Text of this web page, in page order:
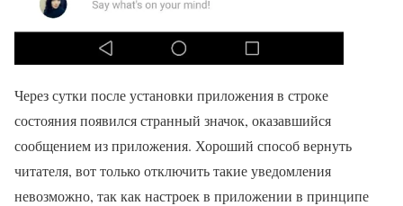
Через сутки после установки приложения в строке
состояния появился странный значок, оказавшийся
сообщением из приложения. Хороший способ вернуть
читателя, вот только отключить такие уведомления
невозможно, так как настроек в приложении в принципе